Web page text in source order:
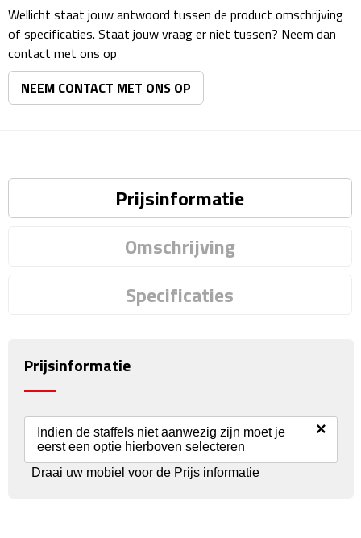
Zonneschermen
Fiets Accessoires
Fietsbellen
Zadelhoezen
Drinkbekers
Wellicht staat jouw antwoord tussen de product omschrijving
of specificaties. Staat jouw vraag er niet tussen? Neem dan
contact met ons op
NEEM CONTACT MET ONS OP
Prijsinformatie
Omschrijving
Specificaties
Prijsinformatie
Indien de staffels niet aanwezig zijn moet je
eerst een optie hierboven selecteren
×
Draai uw mobiel voor de Prijs informatie